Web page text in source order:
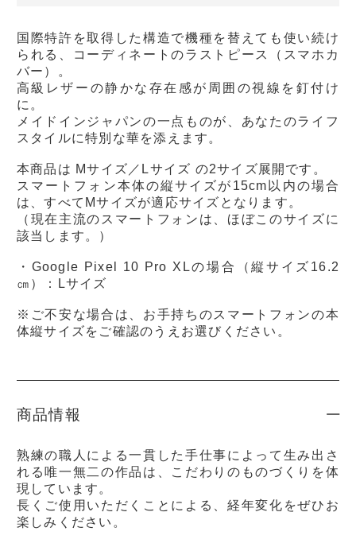
国際特許を取得した構造で機種を替えても使い続け
られる、コーディネートのラストピース（スマホカ
バー）。
高級レザーの静かな存在感が周囲の視線を釘付け
に。
メイドインジャパンの一点ものが、あなたのライフ
スタイルに特別な華を添えます。
本商品は Mサイズ／Lサイズ の2サイズ展開です。
スマートフォン本体の縦サイズが15cm以内の場合
は、すべてMサイズが適応サイズとなります。
（現在主流のスマートフォンは、ほぼこのサイズに
該当します。）
・Google Pixel 10 Pro XLの場合（縦サイズ16.2
㎝）：Lサイズ
※ご不安な場合は、お手持ちのスマートフォンの本
体縦サイズをご確認のうえお選びください。
商品情報
熟練の職人による一貫した手仕事によって生み出さ
れる唯一無二の作品は、こだわりのものづくりを体
現しています。
長くご使用いただくことによる、経年変化をぜひお
楽しみください。